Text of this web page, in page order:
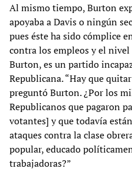
Al mismo tiempo, Burton
apoyaba a Davis o ningún
pues éste ha sido cómplice
contra los empleos y el nivel
Burton, es un partido
Republicana. “Hay que
preguntó Burton. ¿Por los
Republicanos que pagaron
votantes] y que todavía
ataques contra la clase
popular, educado
trabajadoras?”